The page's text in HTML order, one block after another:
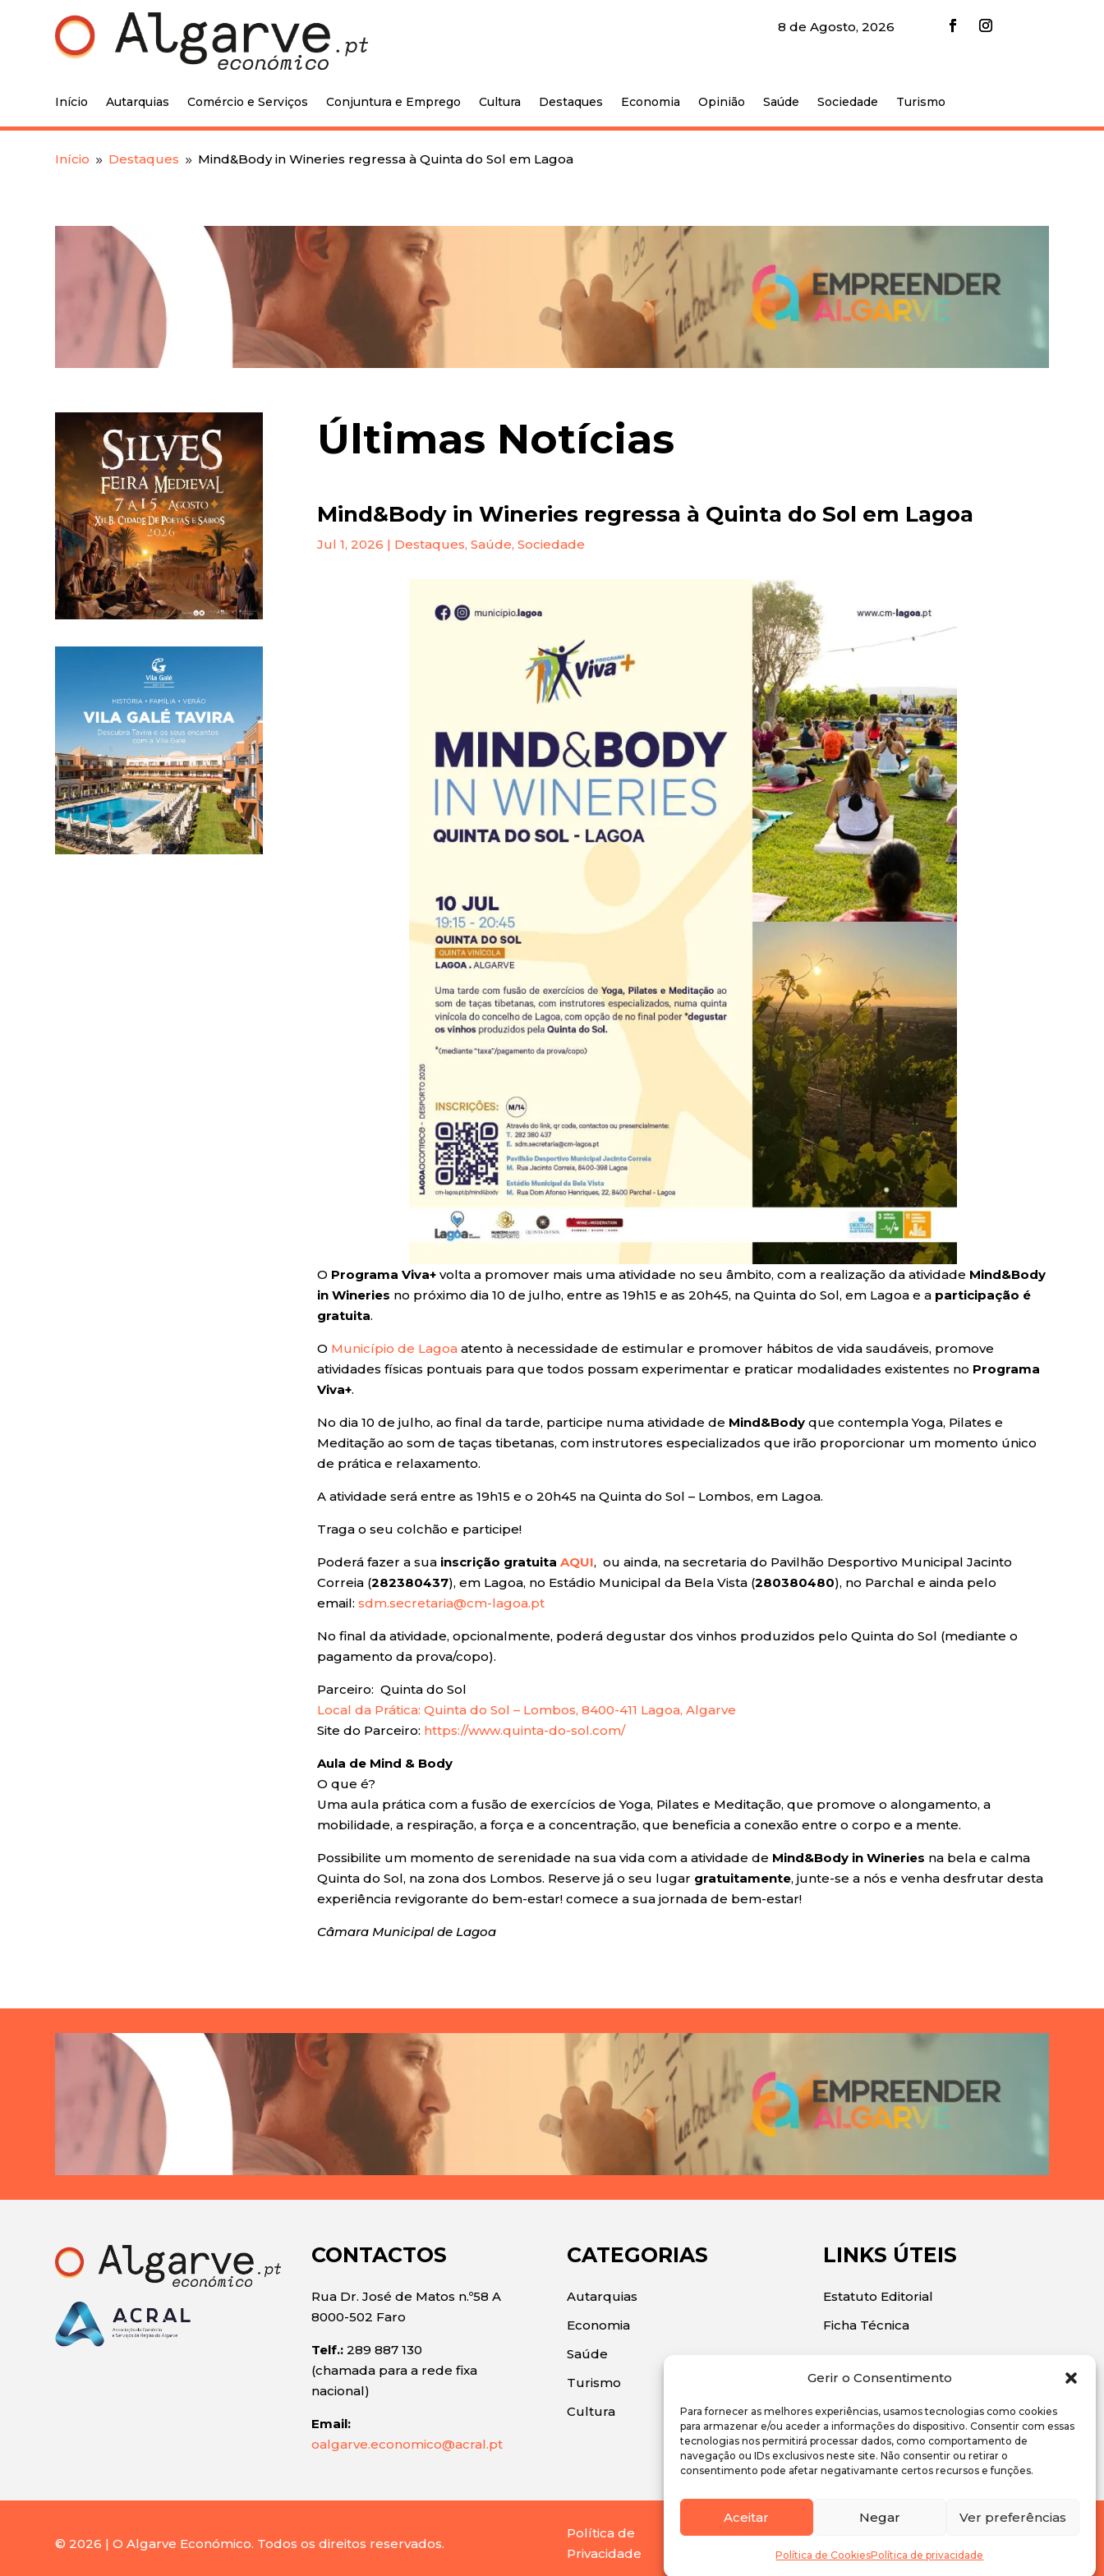
Gerir o Consentimento
Para fornecer as melhores experiências, usamos tecnologias como cookies
para armazenar e/ou aceder a informações do dispositivo. Consentir com essas
tecnologias nos permitirá processar dados, como comportamento de
navegação ou IDs exclusivos neste site. Não consentir ou retirar o
consentimento pode afetar negativamante certos recursos e funções.
Aceitar Negar Ver preferências
Política de CookiesPolítica de privacidade
8 de Agosto, 2026
Início Autarquias Comércio e Serviços Conjuntura e Emprego Cultura Destaques Economia Opinião Saúde Sociedade Turismo
Início 9 Destaques 9 Mind&Body in Wineries regressa à Quinta do Sol em Lagoa
Últimas Notícias
Mind&Body in Wineries regressa à Quinta do Sol em Lagoa
Jul 1, 2026 | Destaques,Saúde,Sociedade
O Programa Viva+ volta a promover mais uma atividade no seu âmbito, com a realização da atividade Mind&Body
in Wineries no próximo dia 10 de julho, entre as 19h15 e as 20h45, na Quinta do Sol, em Lagoa e a participação é
gratuita.
O Município de Lagoa atento à necessidade de estimular e promover hábitos de vida saudáveis, promove
atividades físicas pontuais para que todos possam experimentar e praticar modalidades existentes no Programa
Viva+.
No dia 10 de julho, ao final da tarde, participe numa atividade de Mind&Body que contempla Yoga, Pilates e
Meditação ao som de taças tibetanas, com instrutores especializados que irão proporcionar um momento único
de prática e relaxamento.
A atividade será entre as 19h15 e o 20h45 na Quinta do Sol – Lombos, em Lagoa.
Traga o seu colchão e participe!
Poderá fazer a sua inscrição gratuitaAQUI, ou ainda, na secretaria do Pavilhão Desportivo Municipal Jacinto
Correia (282380437), em Lagoa, no Estádio Municipal da Bela Vista (280380480), no Parchal e ainda pelo
email:sdm.secretaria@cm-lagoa.pt
No final da atividade, opcionalmente, poderá degustar dos vinhos produzidos pelo Quinta do Sol (mediante o
pagamento da prova/copo).
Parceiro: Quinta do Sol
Local da Prática: Quinta do Sol – Lombos, 8400-411 Lagoa, Algarve
Site do Parceiro: https://www.quinta-do-sol.com/
Aula de Mind & Body
O que é?
Uma aula prática com a fusão de exercícios de Yoga, Pilates e Meditação, que promove o alongamento, a
mobilidade, a respiração, a força e a concentração, que beneficia a conexão entre o corpo e a mente.
Possibilite um momento de serenidade na sua vida com a atividade de Mind&Body in Wineries na bela e calma
Quinta do Sol, na zona dos Lombos. Reserve já o seu lugar gratuitamente, junte-se a nós e venha desfrutar desta
experiência revigorante do bem-estar! comece a sua jornada de bem-estar!
Câmara Municipal de Lagoa
CONTACTOS
Rua Dr. José de Matos n.º58 A
8000-502 Faro
Telf.:289 887 130
(chamada para a rede fixa
nacional)
Email:
oalgarve.economico@acral.pt
CATEGORIAS
Autarquias
Economia
Saúde
Turismo
Cultura
LINKS ÚTEIS
Estatuto Editorial
Ficha Técnica
© 2026 | O Algarve Económico. Todos os direitos reservados.
Política de
Privacidade